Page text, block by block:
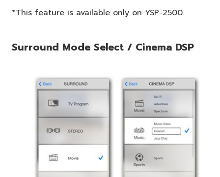
*This feature is available only on YSP-2500.
Surround Mode Select / Cinema DSP